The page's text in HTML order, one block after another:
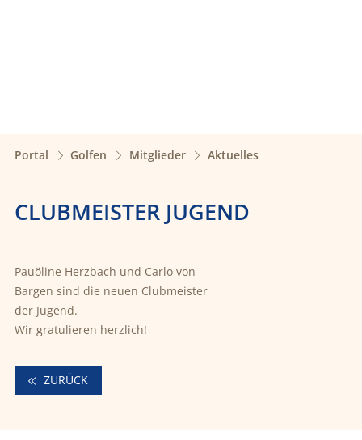
Portal Golfen Mitglieder Aktuelles
CLUBMEISTER JUGEND
Pauöline Herzbach und Carlo von
Bargen sind die neuen Clubmeister
der Jugend.
Wir gratulieren herzlich!
ZURÜCK